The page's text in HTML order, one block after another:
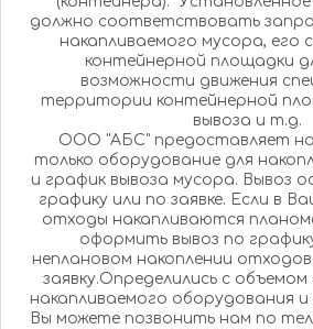
должно соответствовать
накапливаемого мусора, его
контейнерной площадки
возможности движения
территории контейнерной
вывоза и т.д.
ООО "АБС" предоставляет
только оборудование для
и график вывоза мусора. Вывоз
графику или по заявке. Если в
отходы накапливаются
оформить вывоз по
неплановом накоплении
заявку.Определились с
накапливаемого оборудования и
Вы можете позвонить нам по